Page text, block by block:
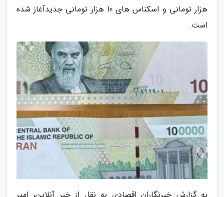
هزار تومانی و اسکناس های 10 هزار تومانی جدیدآغاز شده
است.